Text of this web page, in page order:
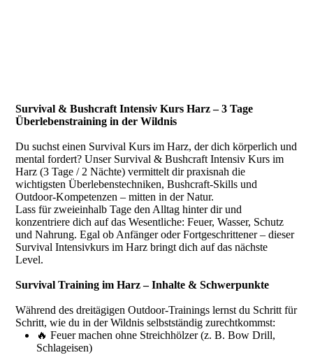
Survival & Bushcraft Intensiv Kurs Harz – 3 Tage
Überlebenstraining in der Wildnis
Du suchst einen Survival Kurs im Harz, der dich körperlich und
mental fordert? Unser Survival & Bushcraft Intensiv Kurs im
Harz (3 Tage / 2 Nächte) vermittelt dir praxisnah die
wichtigsten Überlebenstechniken, Bushcraft-Skills und
Outdoor-Kompetenzen – mitten in der Natur.
Lass für zweieinhalb Tage den Alltag hinter dir und
konzentriere dich auf das Wesentliche: Feuer, Wasser, Schutz
und Nahrung. Egal ob Anfänger oder Fortgeschrittener – dieser
Survival Intensivkurs im Harz bringt dich auf das nächste
Level.
Survival Training im Harz – Inhalte & Schwerpunkte
Während des dreitägigen Outdoor-Trainings lernst du Schritt für
Schritt, wie du in der Wildnis selbstständig zurechtkommst:
🔥 Feuer machen ohne Streichhölzer (z. B. Bow Drill,
Schlageisen)